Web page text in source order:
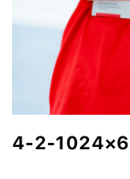
4-2-